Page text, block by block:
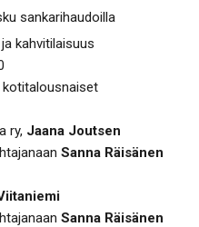
sankarihaudoilla
kahvitilaisuus
kotitalousnaiset
ry, Jaana Joutsen
Sanna Räisänen
Sanna Räisänen